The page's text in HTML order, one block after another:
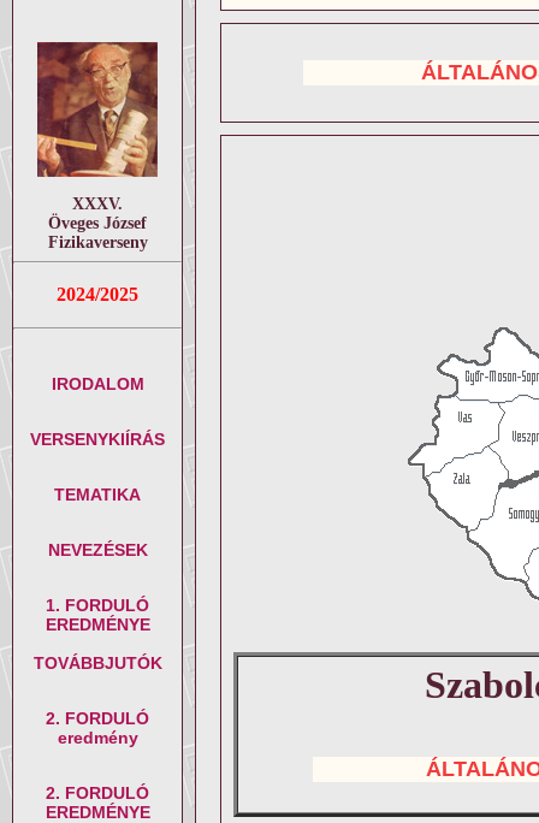
XXXV.
Öveges József
Fizikaverseny
2024/2025
IRODALOM
VERSENYKIÍRÁS
TEMATIKA
NEVEZÉSEK
1. FORDULÓ
EREDMÉNYE
TOVÁBBJUTÓK
2. FORDULÓ
eredmény
2. FORDULÓ
EREDMÉNYE